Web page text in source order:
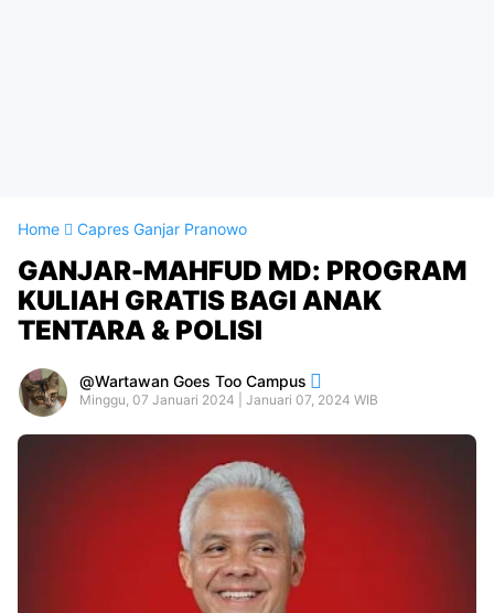
Home Capres Ganjar Pranowo
GANJAR-MAHFUD MD: PROGRAM
KULIAH GRATIS BAGI ANAK
TENTARA & POLISI
Wartawan Goes Too Campus
Minggu, 07 Januari 2024 | Januari 07, 2024 WIB